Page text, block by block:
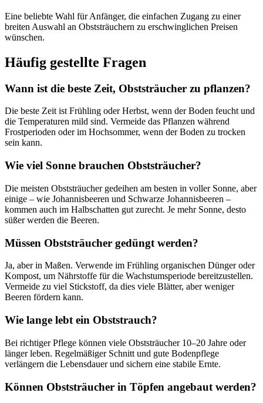
Eine beliebte Wahl für Anfänger, die einfachen Zugang zu einer
breiten Auswahl an Obststräuchern zu erschwinglichen Preisen
wünschen.
Häufig gestellte Fragen
Wann ist die beste Zeit, Obststräucher zu pflanzen?
Die beste Zeit ist Frühling oder Herbst, wenn der Boden feucht und
die Temperaturen mild sind. Vermeide das Pflanzen während
Frostperioden oder im Hochsommer, wenn der Boden zu trocken
sein kann.
Wie viel Sonne brauchen Obststräucher?
Die meisten Obststräucher gedeihen am besten in voller Sonne, aber
einige – wie Johannisbeeren und Schwarze Johannisbeeren –
kommen auch im Halbschatten gut zurecht. Je mehr Sonne, desto
süßer werden die Beeren.
Müssen Obststräucher gedüngt werden?
Ja, aber in Maßen. Verwende im Frühling organischen Dünger oder
Kompost, um Nährstoffe für die Wachstumsperiode bereitzustellen.
Vermeide zu viel Stickstoff, da dies viele Blätter, aber weniger
Beeren fördern kann.
Wie lange lebt ein Obststrauch?
Bei richtiger Pflege können viele Obststräucher 10–20 Jahre oder
länger leben. Regelmäßiger Schnitt und gute Bodenpflege
verlängern die Lebensdauer und sichern eine stabile Ernte.
Können Obststräucher in Töpfen angebaut werden?